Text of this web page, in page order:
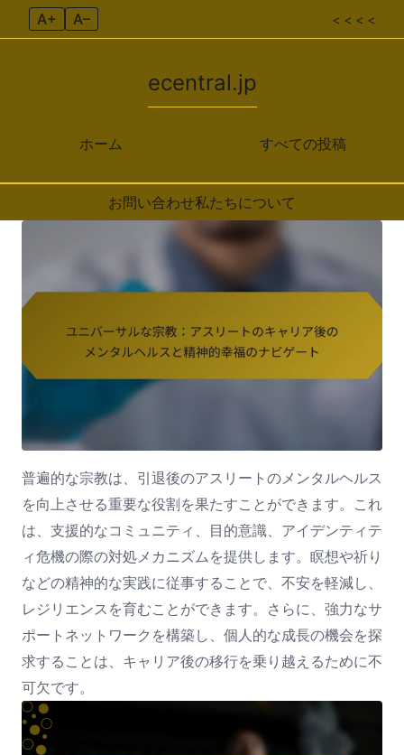
A+ A– < < < <
ホーム
ecentral.jp
すべての投稿
お問い合わせ私たちについて
普遍的な宗教は、引退後のアスリートのメンタルヘルス
を向上させる重要な役割を果たすことができます。これ
は、支援的なコミュニティ、目的意識、アイデンティテ
ィ危機の際の対処メカニズムを提供します。瞑想や祈り
などの精神的な実践に従事することで、不安を軽減し、
レジリエンスを育むことができます。さらに、強力なサ
ポートネットワークを構築し、個人的な成長の機会を探
求することは、キャリア後の移行を乗り越えるために不
可欠です。